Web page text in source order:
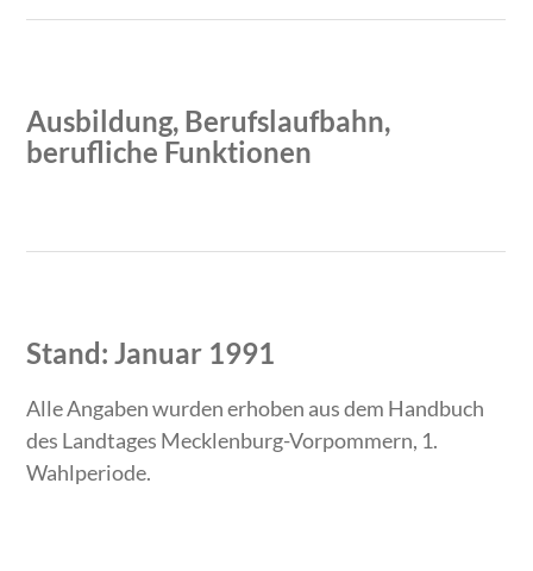
Ausbildung, Berufslaufbahn,
berufliche Funktionen
Zeitraum
Tätigkeit
Stand: Januar 1991
Alle Angaben wurden erhoben aus dem Handbuch
des Landtages Mecklenburg-Vorpommern, 1.
Wahlperiode.